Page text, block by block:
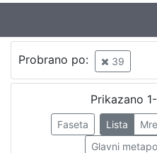
Jezik
hrvatski
Probrano po: 39
Prikazano
Faseta Lista
Glavni